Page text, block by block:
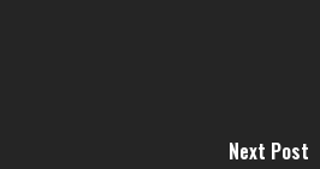
Next Post